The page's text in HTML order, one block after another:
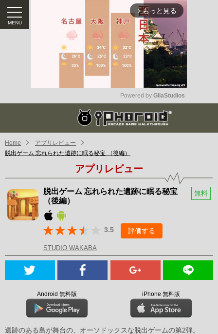
arrow_forward_ios もっと見る
Mute
Powered by GliaStudios
Home
アプリレビュー
脱出ゲーム 忘れられた遺跡に眠る秘宝 （後編）
アプリレビュー
脱出ゲーム 忘れられた遺跡に眠る秘宝
（後編）
無料
3.5 評価する
STUDIO WAKABA
Android 無料版 iPhone 無料版
遺跡のある島が舞台の、オーソドックスな脱出ゲームの第2弾。